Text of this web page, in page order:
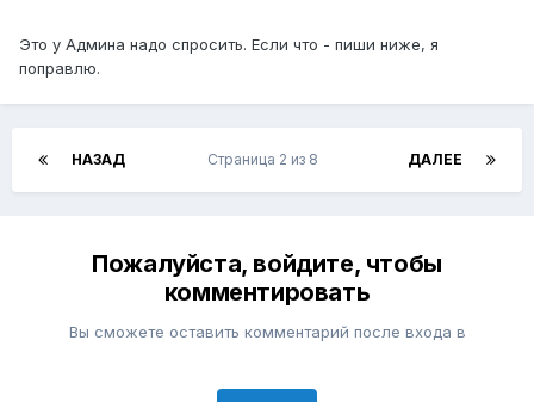
Это у Админа надо спросить. Если что - пиши ниже, я
поправлю.
НАЗАД ДАЛЕЕ
Страница 2 из 8
Пожалуйста, войдите, чтобы
комментировать
Вы сможете оставить комментарий после входа в